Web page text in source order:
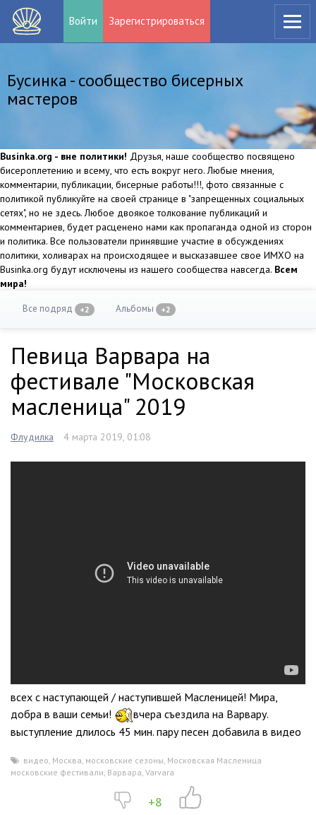
Войти Зарегистрироваться
Бусинка - сообщество бисерных
мастеров
Businka.org - вне политики! Друзья, наше сообщество посвящено
бисероплетению и всему, что есть вокруг него. Любые мнения,
комментарии, публикации, бисерные работы!!!, фото связанные с
политикой публикуйте на своей странице в "запрещенных социальных
сетях", но не здесь. Любое двоякое толкование публикаций и
комментариев, будет расценено нами как пропаганда одной из сторон
и политика. Все пользователи принявшие участие в обсуждениях
политики, холиварах на происходящее и высказавшее свое ИМХО на
Businka.org будут исключены из нашего сообщества навсегда. Всем
мира!
Все подряд +2 Альбомы +2
Певица Варвара на
фестивале "Московская
масленица" 2019
Флудилка 4 марта 2019, 01:08
всех с наступающей / наступившей Масленицей! Мира,
добра в ваши семьи!
вчера съездила на Варвару.
выступление длилось 45 мин. пару песен добавила в видео
видео, Москва, московские сезоны, Московская Масленица
московские фестивали, Варвара, Varvara
+8